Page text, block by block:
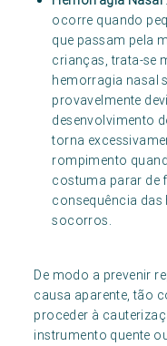
ocorre quando
que passam pela
crianças, trata-se
hemorragia nasal
provavelmente
desenvolvimento
torna
rompimento
costuma parar de
consequência das
socorros.
De modo a prevenir
causa aparente, tão
proceder à
instrumento quente